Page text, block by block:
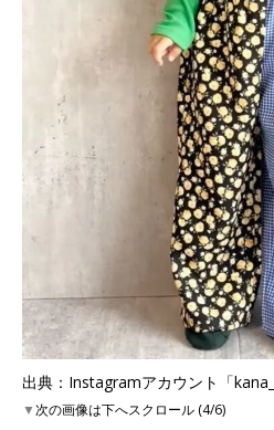
出典：Instagramアカウント「
▼次の画像は下へスクロール (4/6)